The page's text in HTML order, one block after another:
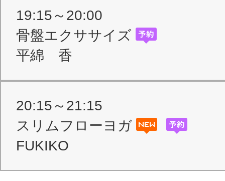
19:15～20:00
骨盤エクササイズ
平綿 香
20:15～21:15
スリムフローヨガ
FUKIKO